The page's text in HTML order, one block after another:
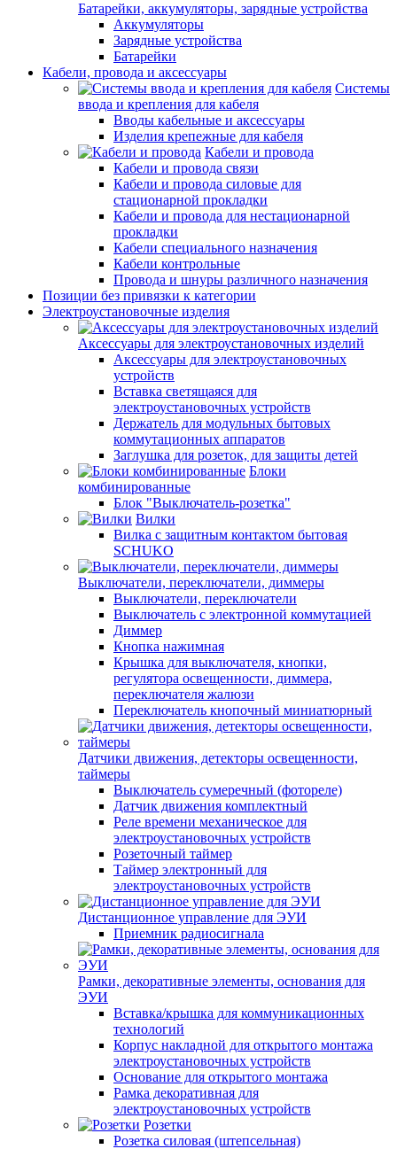
Батарейки, аккумуляторы, зарядные устройства
Аккумуляторы
Зарядные устройства
Батарейки
Кабели, провода и аксессуары
Системы
ввода и крепления для кабеля
Вводы кабельные и аксессуары
Изделия крепежные для кабеля
Кабели и провода
Кабели и провода связи
Кабели и провода силовые для
стационарной прокладки
Кабели и провода для нестационарной
прокладки
Кабели специального назначения
Кабели контрольные
Провода и шнуры различного назначения
Позиции без привязки к категории
Электроустановочные изделия
Аксессуары для электроустановочных изделий
Аксессуары для электроустановочных
устройств
Вставка светящаяся для
электроустановочных устройств
Держатель для модульных бытовых
коммутационных аппаратов
Заглушка для розеток, для защиты детей
Блоки
комбинированные
Блок "Выключатель-розетка"
Вилки
Вилка с защитным контактом бытовая
SCHUKO
Выключатели, переключатели, диммеры
Выключатели, переключатели
Выключатель с электронной коммутацией
Диммер
Кнопка нажимная
Крышка для выключателя, кнопки,
регулятора освещенности, диммера,
переключателя жалюзи
Переключатель кнопочный миниатюрный
Датчики движения, детекторы освещенности,
таймеры
Выключатель сумеречный (фотореле)
Датчик движения комплектный
Реле времени механическое для
электроустановочных устройств
Розеточный таймер
Таймер электронный для
электроустановочных устройств
Дистанционное управление для ЭУИ
Приемник радиосигнала
Рамки, декоративные элементы, основания для
ЭУИ
Вставка/крышка для коммуникационных
технологий
Корпус накладной для открытого монтажа
электроустановочных устройств
Основание для открытого монтажа
Рамка декоративная для
электроустановочных устройств
Розетки
Розетка силовая (штепсельная)